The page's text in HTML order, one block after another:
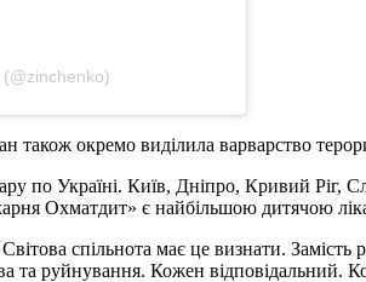
також окремо виділила варварство
по Україні. Київ, Дніпро, Кривий
Охматдит» є найбільшою дитячою
спільнота має це визнати.
та руйнування. Кожен